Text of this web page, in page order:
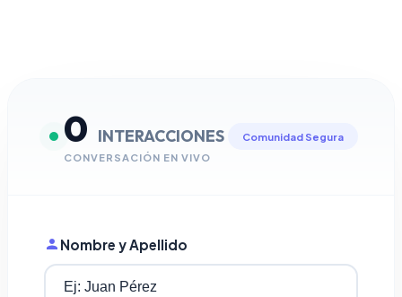
0 INTERACCIONES
CONVERSACIÓN EN VIVO
Comunidad Segura
Nombre y Apellido